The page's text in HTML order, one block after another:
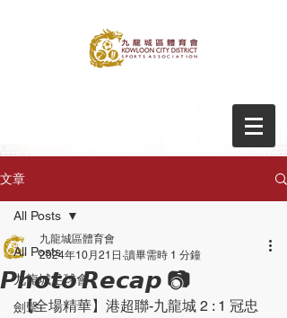
文章
All Posts
九龍城足球會
劍擊
All Posts
𝙋𝙝𝙤𝙩𝙤 𝙍𝙚𝙘𝙖𝙥 📷
九龍城區體育會
2024年10月21日 讀畢需時 1 分鐘
【全場精華】港超聯-九龍城 2 : 1 冠忠